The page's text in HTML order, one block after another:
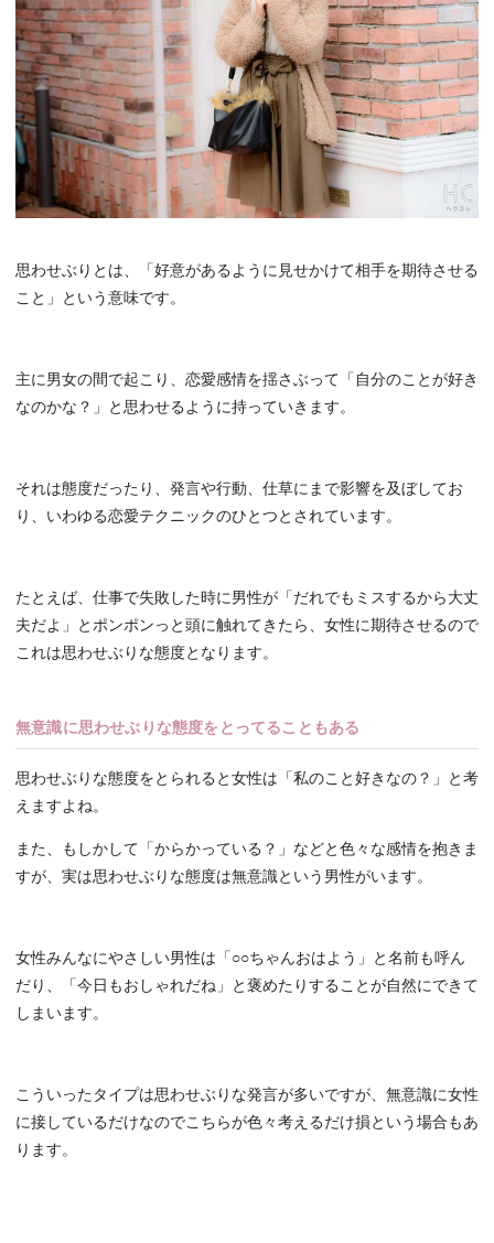
思わせぶりとは、「好意があるように見せかけて相手を期待させる
こと」という意味です。
主に男女の間で起こり、恋愛感情を揺さぶって「自分のことが好き
なのかな？」と思わせるように持っていきます。
それは態度だったり、発言や行動、仕草にまで影響を及ぼしてお
り、いわゆる恋愛テクニックのひとつとされています。
たとえば、仕事で失敗した時に男性が「だれでもミスするから大丈
夫だよ」とポンポンっと頭に触れてきたら、女性に期待させるので
これは思わせぶりな態度となります。
無意識に思わせぶりな態度をとってることもある
思わせぶりな態度をとられると女性は「私のこと好きなの？」と考
えますよね。
また、もしかして「からかっている？」などと色々な感情を抱きま
すが、実は思わせぶりな態度は無意識という男性がいます。
女性みんなにやさしい男性は「○○ちゃんおはよう」と名前も呼ん
だり、「今日もおしゃれだね」と褒めたりすることが自然にできて
しまいます。
こういったタイプは思わせぶりな発言が多いですが、無意識に女性
に接しているだけなのでこちらが色々考えるだけ損という場合もあ
ります。